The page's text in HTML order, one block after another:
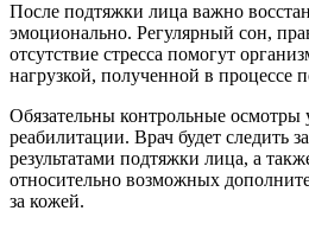
После подтяжки лица важно
эмоционально. Регулярный сон,
отсутствие стресса помогут
нагрузкой, полученной в процессе
Обязательны контрольные осмотры
реабилитации. Врач будет следить
результатами подтяжки лица, а
относительно возможных
за кожей.